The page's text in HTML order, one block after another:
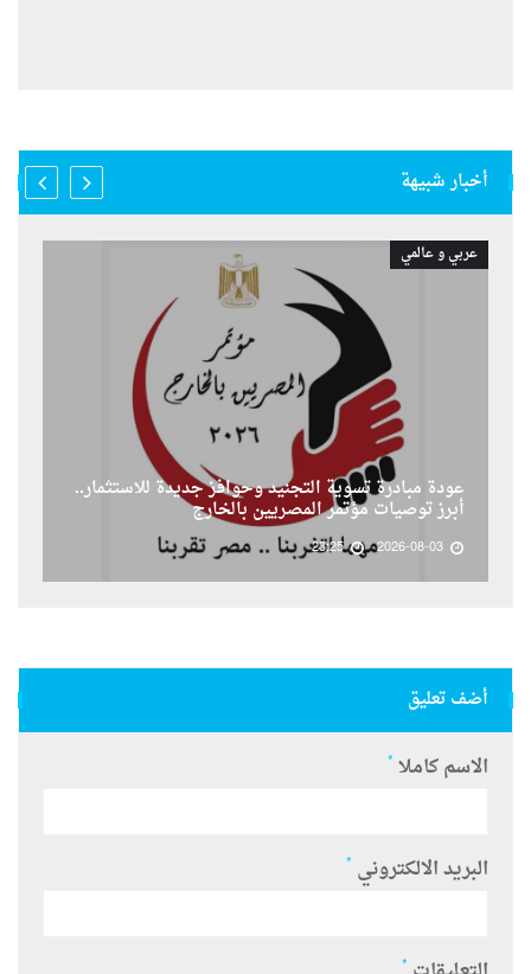
أخبار شبيهة
عربي و عالمي
عودة مبادرة تسوية التجنيد وحوافز جديدة للاستثمار..
أبرز توصيات مؤتمر المصريين بالخارج
2026-08-03
23:25
أضف تعليق
الاسم كاملا *
البريد الالكتروني *
*